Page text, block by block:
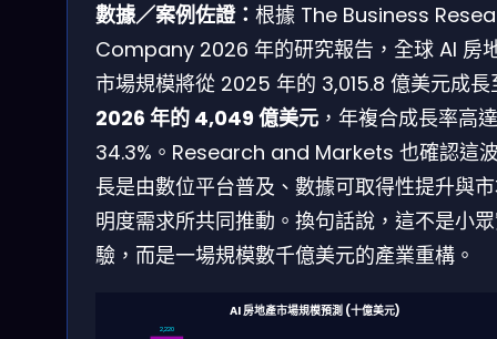
數據／案例佐證： 根據 The Business
Company 2026 年的研究報告，全球 AI 房
市場規模將從 2025 年的 3,015.8 億美元成長
2026 年的 4,049 億美元 ，年複合成長率高達
34.3%。Research and Markets 也確認這
長是由數位平台普及、數據可取得性提升與
明度需求所共同推動。換句話說，這不是小
驗，而是一場規模數千億美元的產業重構。
AI 房地產市場規模預測 (十億美元)
2,220